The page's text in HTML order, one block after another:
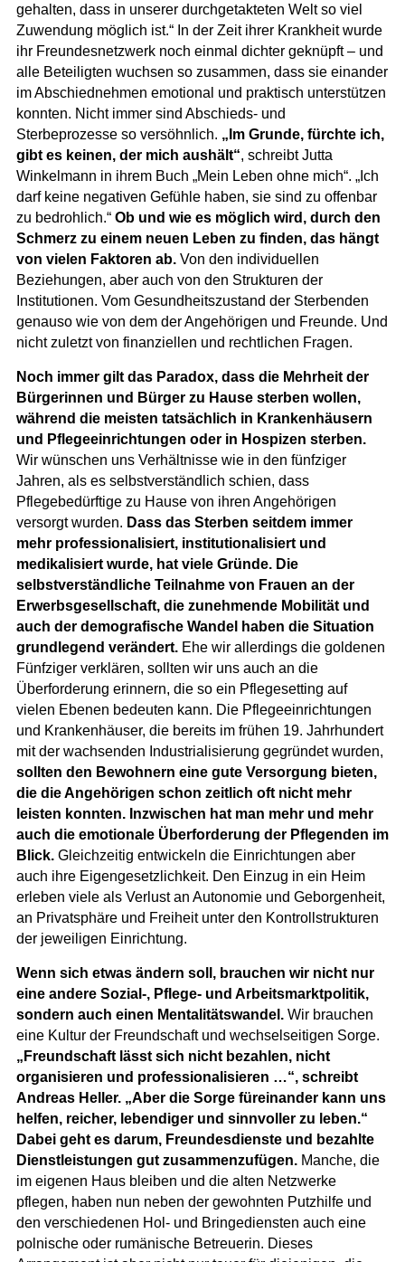
gehalten, dass in unserer durchgetakteten Welt so viel
Zuwendung möglich ist.“ In der Zeit ihrer Krankheit wurde
ihr Freundesnetzwerk noch einmal dichter geknüpft – und
alle Beteiligten wuchsen so zusammen, dass sie einander
im Abschiednehmen emotional und praktisch unterstützen
konnten. Nicht immer sind Abschieds- und
Sterbeprozesse so versöhnlich. „Im Grunde, fürchte ich,
gibt es keinen, der mich aushält“, schreibt Jutta
Winkelmann in ihrem Buch „Mein Leben ohne mich“. „Ich
darf keine negativen Gefühle haben, sie sind zu offenbar
zu bedrohlich.“ Ob und wie es möglich wird, durch den
Schmerz zu einem neuen Leben zu finden, das hängt
von vielen Faktoren ab.Von den individuellen
Beziehungen, aber auch von den Strukturen der
Institutionen. Vom Gesundheitszustand der Sterbenden
genauso wie von dem der Angehörigen und Freunde. Und
nicht zuletzt von finanziellen und rechtlichen Fragen.
Noch immer gilt das Paradox, dass die Mehrheit der
Bürgerinnen und Bürger zu Hause sterben wollen,
während die meisten tatsächlich in Krankenhäusern
und Pflegeeinrichtungen oder in Hospizen sterben.
Wir wünschen uns Verhältnisse wie in den fünfziger
Jahren, als es selbstverständlich schien, dass
Pflegebedürftige zu Hause von ihren Angehörigen
versorgt wurden. Dass das Sterben seitdem immer
mehr professionalisiert, institutionalisiert und
medikalisiert wurde, hat viele Gründe. Die
selbstverständliche Teilnahme von Frauen an der
Erwerbsgesellschaft, die zunehmende Mobilität und
auch der demografische Wandel haben die Situation
grundlegend verändert.Ehe wir allerdings die goldenen
Fünfziger verklären, sollten wir uns auch an die
Überforderung erinnern, die so ein Pflegesetting auf
vielen Ebenen bedeuten kann. Die Pflegeeinrichtungen
und Krankenhäuser, die bereits im frühen 19. Jahrhundert
mit der wachsenden Industrialisierung gegründet wurden,
sollten den Bewohnern eine gute Versorgung bieten,
die die Angehörigen schon zeitlich oft nicht mehr
leisten konnten. Inzwischen hat man mehr und mehr
auch die emotionale Überforderung der Pflegenden im
Blick. Gleichzeitig entwickeln die Einrichtungen aber
auch ihre Eigengesetzlichkeit. Den Einzug in ein Heim
erleben viele als Verlust an Autonomie und Geborgenheit,
an Privatsphäre und Freiheit unter den Kontrollstrukturen
der jeweiligen Einrichtung.
Wenn sich etwas ändern soll, brauchen wir nicht nur
eine andere Sozial-, Pflege- und Arbeitsmarktpolitik,
sondern auch einen Mentalitätswandel. Wir brauchen
eine Kultur der Freundschaft und wechselseitigen Sorge.
„Freundschaft lässt sich nicht bezahlen, nicht
organisieren und professionalisieren …“, schreibt
Andreas Heller.„Aber die Sorge füreinander kann uns
helfen, reicher, lebendiger und sinnvoller zu leben.“
Dabei geht es darum, Freundesdienste und bezahlte
Dienstleistungen gut zusammenzufügen. Manche, die
im eigenen Haus bleiben und die alten Netzwerke
pflegen, haben nun neben der gewohnten Putzhilfe und
den verschiedenen Hol- und Bringediensten auch eine
polnische oder rumänische Betreuerin. Dieses